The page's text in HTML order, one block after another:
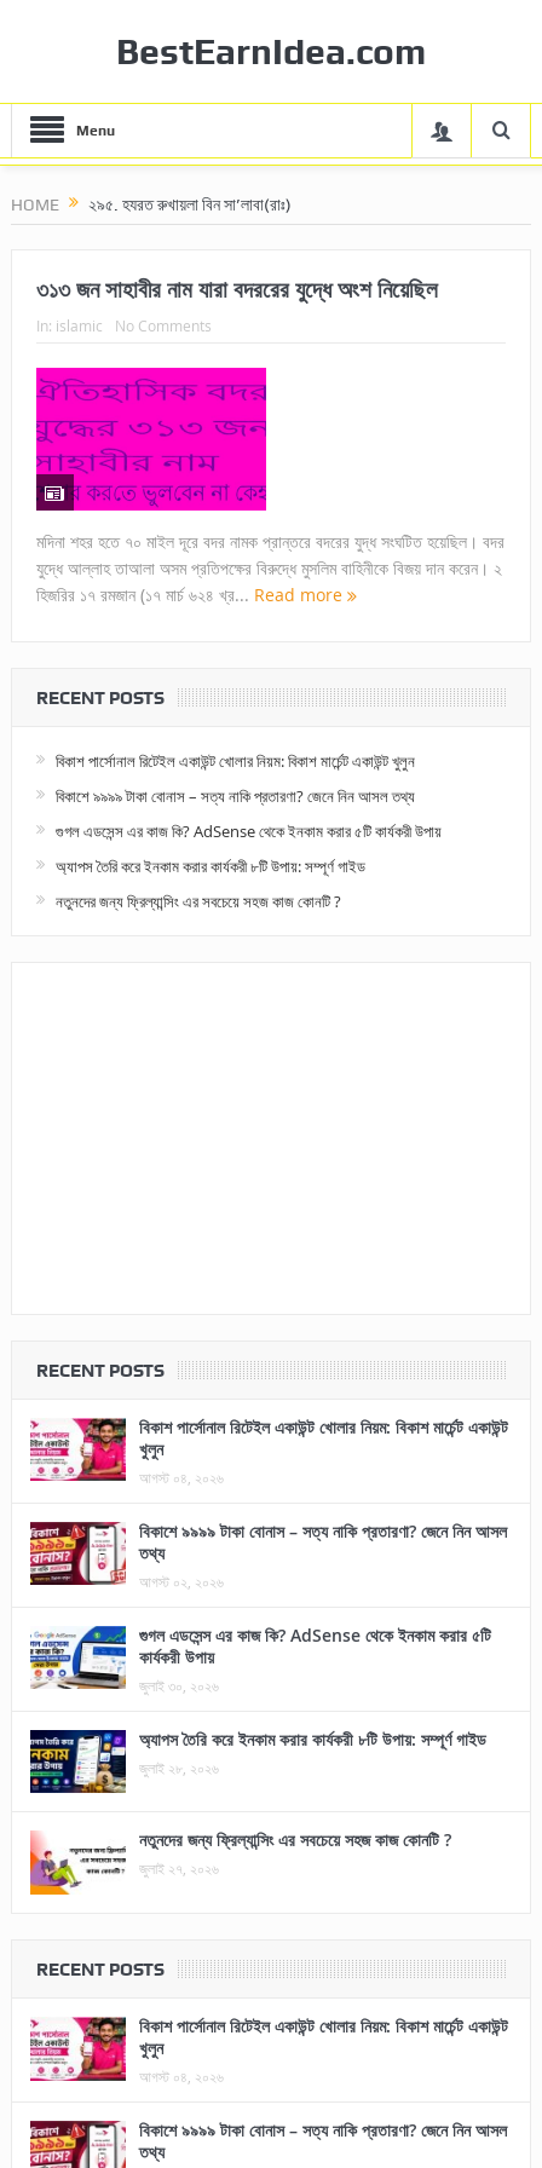
BestEarnIdea.com
Menu
HOME ২৯৫. হযরত রুখায়লা বিন সা’লাবা(রাঃ)
৩১৩ জন সাহাবীর নাম যারা বদররের যুদ্ধে অংশ নিয়েছিল
In: islamic No Comments
মদিনা শহর হতে ৭০ মাইল দূরে বদর নামক প্রান্তরে বদরের যুদ্ধ সংঘটিত হয়েছিল। বদর
যুদ্ধে আল্লাহ তাআলা অসম প্রতিপক্ষের বিরুদ্ধে মুসলিম বাহিনীকে বিজয় দান করেন। ২
হিজরির ১৭ রমজান (১৭ মার্চ ৬২৪ খ্র... Read more
RECENT POSTS
বিকাশ পার্সোনাল রিটেইল একাউন্ট খোলার নিয়ম: বিকাশ মার্চেন্ট একাউন্ট খুলুন
বিকাশে ৯৯৯৯ টাকা বোনাস – সত্য নাকি প্রতারণা? জেনে নিন আসল তথ্য
গুগল এডসেন্স এর কাজ কি? AdSense থেকে ইনকাম করার ৫টি কার্যকরী উপায়
অ্যাপস তৈরি করে ইনকাম করার কার্যকরী ৮টি উপায়: সম্পূর্ণ গাইড
নতুনদের জন্য ফ্রিল্যান্সিং এর সবচেয়ে সহজ কাজ কোনটি ?
RECENT POSTS
বিকাশ পার্সোনাল রিটেইল একাউন্ট খোলার নিয়ম: বিকাশ মার্চেন্ট একাউন্ট
খুলুন
আগস্ট ০৪, ২০২৬
বিকাশে ৯৯৯৯ টাকা বোনাস – সত্য নাকি প্রতারণা? জেনে নিন আসল
তথ্য
আগস্ট ০২, ২০২৬
গুগল এডসেন্স এর কাজ কি? AdSense থেকে ইনকাম করার ৫টি
কার্যকরী উপায়
জুলাই ৩০, ২০২৬
অ্যাপস তৈরি করে ইনকাম করার কার্যকরী ৮টি উপায়: সম্পূর্ণ গাইড
জুলাই ২৮, ২০২৬
নতুনদের জন্য ফ্রিল্যান্সিং এর সবচেয়ে সহজ কাজ কোনটি ?
জুলাই ২৭, ২০২৬
RECENT POSTS
বিকাশ পার্সোনাল রিটেইল একাউন্ট খোলার নিয়ম: বিকাশ মার্চেন্ট একাউন্ট
খুলুন
আগস্ট ০৪, ২০২৬
বিকাশে ৯৯৯৯ টাকা বোনাস – সত্য নাকি প্রতারণা? জেনে নিন আসল
তথ্য